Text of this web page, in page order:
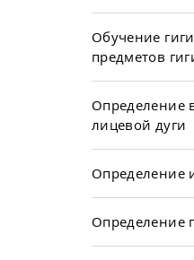
Обучение
предметов
Определение
лицевой дуги
Определение
Определение